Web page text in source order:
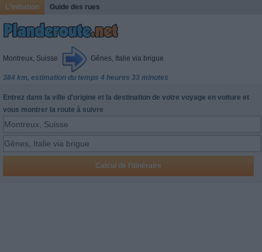
L'initiation Guide des rues
Montreux, Suisse Gênes, Italie via brigue
384 km, estimation du temps 4 heures 33 minutes
Entrez dans la ville d'origine et la destination de votre voyage en voiture et
vous montrer la route à suivre